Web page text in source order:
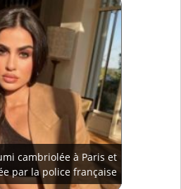
cambriolée à Paris et
par la police française